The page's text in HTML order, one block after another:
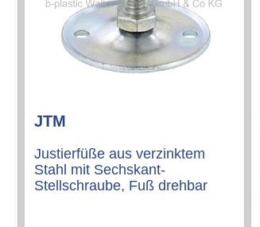
JTM
Justierfüße aus verzinktem
Stahl mit Sechskant-
Stellschraube, Fuß drehbar